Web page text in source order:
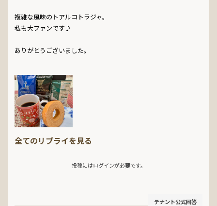
複雑な風味のトアルコトラジャ。
私も大ファンです♪
ありがとうございました。
テナント公式回答
全てのリプライを見る
投稿にはログインが必要です。